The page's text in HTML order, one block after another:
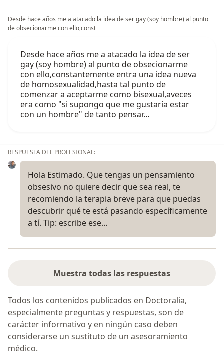
Desde hace años me a atacado la idea de ser gay (soy hombre) al punto
de obsecionarme con ello,const
Desde hace años me a atacado la idea de ser
gay (soy hombre) al punto de obsecionarme
con ello,constantemente entra una idea nueva
de homosexualidad,hasta tal punto de
comenzar a aceptarme como bisexual,aveces
era como "si supongo que me gustaría estar
con un hombre" de tanto pensar…
RESPUESTA DEL PROFESIONAL:
Hola Estimado. Que tengas un pensamiento
obsesivo no quiere decir que sea real, te
recomiendo la terapia breve para que puedas
descubrir qué te está pasando específicamente
a tí. Tip: escribe ese…
Muestra todas las respuestas
Todos los contenidos publicados en Doctoralia,
especialmente preguntas y respuestas, son de
carácter informativo y en ningún caso deben
considerarse un sustituto de un asesoramiento
médico.